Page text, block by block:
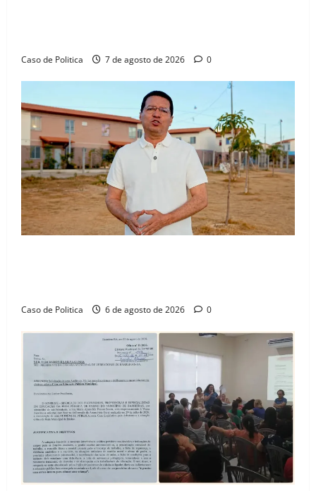
Caso de Politica 7 de agosto de 2026 0
Caso de Politica 6 de agosto de 2026 0